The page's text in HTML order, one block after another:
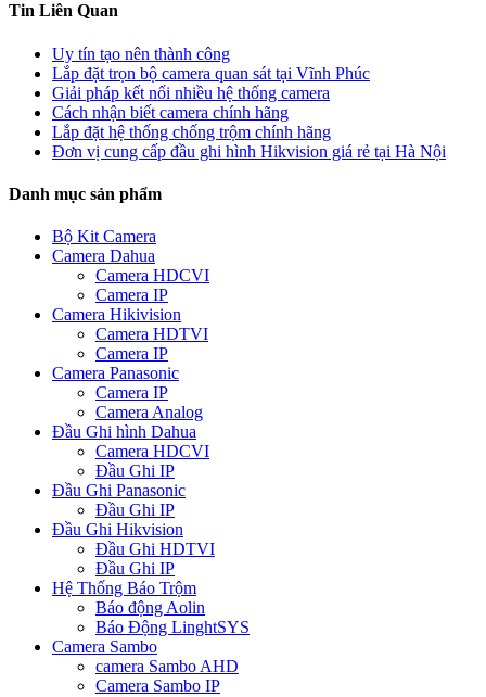
Tin Liên Quan
Uy tín tạo nên thành công
Lắp đặt trọn bộ camera quan sát tại Vĩnh Phúc
Giải pháp kết nối nhiều hệ thống camera
Cách nhận biết camera chính hãng
Lắp đặt hệ thống chống trộm chính hãng
Đơn vị cung cấp đầu ghi hình Hikvision giá rẻ tại Hà Nội
Danh mục sản phẩm
Bộ Kit Camera
Camera Dahua
Camera HDCVI
Camera IP
Camera Hikivision
Camera HDTVI
Camera IP
Camera Panasonic
Camera IP
Camera Analog
Đầu Ghi hình Dahua
Camera HDCVI
Đầu Ghi IP
Đầu Ghi Panasonic
Đầu Ghi IP
Đầu Ghi Hikvision
Đầu Ghi HDTVI
Đầu Ghi IP
Hệ Thống Báo Trộm
Báo động Aolin
Báo Động LinghtSYS
Camera Sambo
camera Sambo AHD
Camera Sambo IP